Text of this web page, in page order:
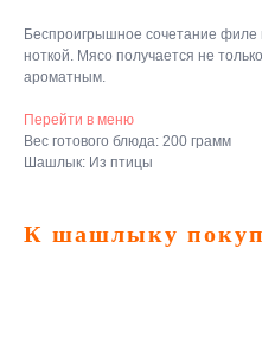
Беспроигрышное сочетание филе
ноткой. Мясо получается не
ароматным.
Перейти в меню
Вес готового блюда: 200 грамм
Шашлык: Из птицы
К шашлыку